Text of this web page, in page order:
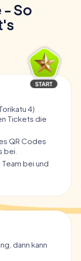
- So
4)
Tickets die
QR Codes
bei.
bei und
dann kann